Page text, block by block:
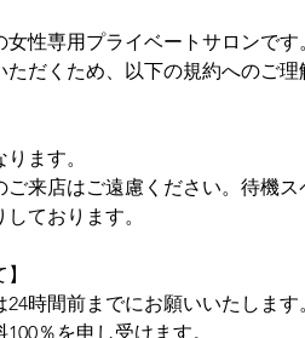
性専用プライベートサロンです
だくため、以下の規約へのご理
ます。
ご来店はご遠慮ください。待機ス
ております。
24時間前までにお願いいたしま
％を申し受けます。